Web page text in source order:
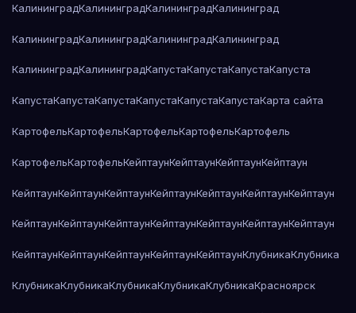
КалининградКалининградКалининградКалининград
КалининградКалининградКалининградКалининград
КалининградКалининградКапустаКапустаКапустаКапуста
КапустаКапустаКапустаКапустаКапустаКапустаКарта сайта
КартофельКартофельКартофельКартофельКартофель
КартофельКартофельКейптаунКейптаунКейптаунКейптаун
КейптаунКейптаунКейптаунКейптаунКейптаунКейптаунКейптаун
КейптаунКейптаунКейптаунКейптаунКейптаунКейптаунКейптаун
КейптаунКейптаунКейптаунКейптаунКейптаунКлубникаКлубника
КлубникаКлубникаКлубникаКлубникаКлубникаКрасноярск